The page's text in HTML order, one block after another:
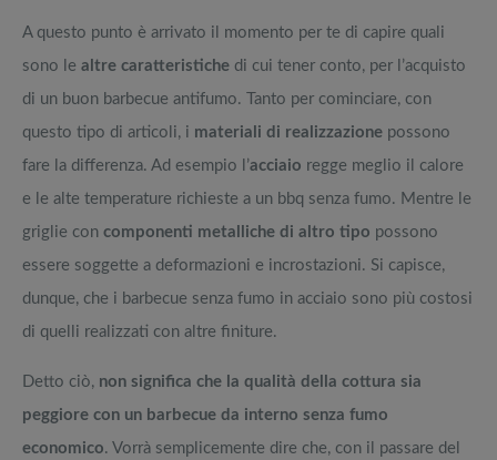
A questo punto è arrivato il momento per te di capire quali
sono le altre caratteristiche di cui tener conto, per l’acquisto
di un buon barbecue antifumo. Tanto per cominciare, con
questo tipo di articoli, i materiali di realizzazione possono
fare la differenza. Ad esempio l’acciaio regge meglio il calore
e le alte temperature richieste a un bbq senza fumo. Mentre le
griglie con componenti metalliche di altro tipo possono
essere soggette a deformazioni e incrostazioni. Si capisce,
dunque, che i barbecue senza fumo in acciaio sono più costosi
di quelli realizzati con altre finiture.
Detto ciò, non significa che la qualità della cottura sia
peggiore con un barbecue da interno senza fumo
economico. Vorrà semplicemente dire che, con il passare del